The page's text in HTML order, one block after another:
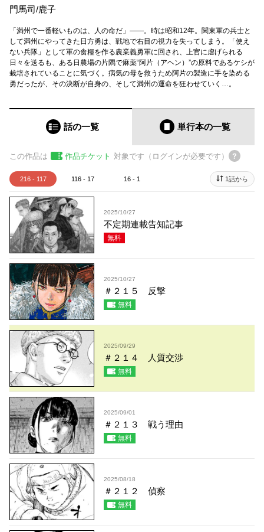
門馬司/鹿子
「満州で一番軽いものは、人の命だ」――。時は昭和12年。関東軍の兵士と
して満州にやってきた日方勇は、戦地で右目の視力を失ってしまう。「使え
ない兵隊」として軍の食糧を作る農業義勇軍に回され、上官に虐げられる
日々を送るも、ある日農場の片隅で麻薬“阿片（アヘン）”の原料であるケシが
栽培されていることに気づく。病気の母を救うため阿片の製造に手を染める
勇だったが、その決断が自身の、そして満州の運命を狂わせていく…。
話の一覧 単行本の一覧
この作品は 作品チケット 対象です（ログインが必要です）
216 - 117 116 - 17 16 - 1 1話から
2025/10/27
不定期連載告知記事
無料
2025/10/27
＃２１５ 反撃
無料
2025/09/29
＃２１４ 人質交渉
無料
2025/09/01
＃２１３ 戦う理由
無料
2025/08/18
＃２１２ 偵察
無料